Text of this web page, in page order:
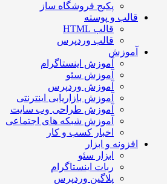
پکیج فروشگاه ساز
قالب و پوسته
قالب HTML
قالب وردپرس
آموزش
آموزش اینستاگرام
آموزش سئو
آموزش وردپرس
آموزش بازاریابی اینترنتی
آموزش طراحی وب سایت
آموزش شبکه های اجتماعی
اخبار کسب و کار
افزونه و ابزار
ابزار سئو
ربات اینستاگرام
پلاگین وردپرس